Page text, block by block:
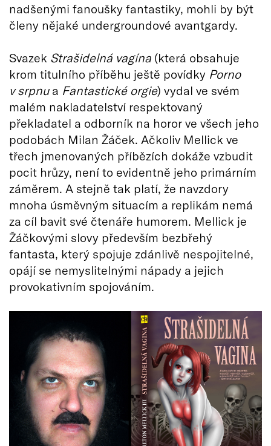
nadšenými fanoušky fantastiky, mohli by být
členy nějaké undergroundové avantgardy.
Svazek Strašidelná vagína (která obsahuje
krom titulního příběhu ještě povídky Porno
v srpnua Fantastické orgie) vydal ve svém
malém nakladatelství respektovaný
překladatel a odborník na horor ve všech jeho
podobách Milan Žáček. Ačkoliv Mellick ve
třech jmenovaných příbězích dokáže vzbudit
pocit hrůzy, není to evidentně jeho primárním
záměrem. A stejně tak platí, že navzdory
mnoha úsměvným situacím a replikám nemá
za cíl bavit své čtenáře humorem. Mellick je
Žáčkovými slovy především bezbřehý
fantasta, který spojuje zdánlivě nespojitelné,
opájí se nemyslitelnými nápady a jejich
provokativním spojováním.